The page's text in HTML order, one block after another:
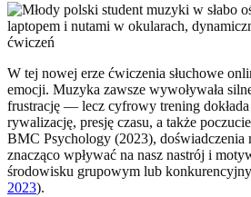
W tej nowej erze ćwiczenia słuchowe
emocji. Muzyka zawsze wywoływała
frustrację — lecz cyfrowy trening
rywalizację, presję czasu, a także
BMC Psychology (2023), doświadczenia
znacząco wpływać na nasz nastrój i
środowisku grupowym lub
2023).